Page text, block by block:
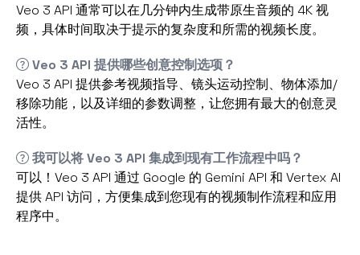
Veo 3 API 通常可以在几分钟内生成带原生音频的 4K 视
频，具体时间取决于提示的复杂度和所需的视频长度。
Veo 3 API 提供哪些创意控制选项？
Veo 3 API 提供参考视频指导、镜头运动控制、物体添加/
移除功能，以及详细的参数调整，让您拥有最大的创意灵
活性。
我可以将 Veo 3 API 集成到现有工作流程中吗？
可以！Veo 3 API 通过 Google 的 Gemini API 和 Vertex AI
提供 API 访问，方便集成到您现有的视频制作流程和应用
程序中。